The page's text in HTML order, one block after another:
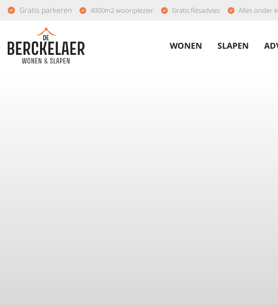
Gratis parkeren 4000m2 woonplezier Gratis flitsadvies Alles onder
WONEN SLAPEN